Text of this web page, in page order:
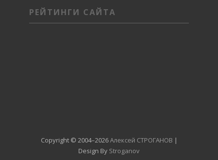
РЕЙТИНГИ САЙТА
Copyright © 2004–2026Алексей СТРОГАНОВ |
Design By Stroganov